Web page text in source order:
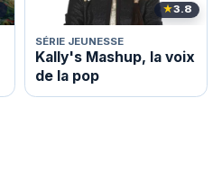
★3.8
SÉRIE JEUNESSE
Kally's Mashup, la voix
de la pop